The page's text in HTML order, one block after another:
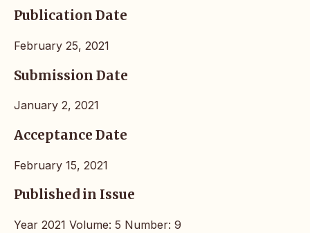
Publication Date
February 25, 2021
Submission Date
January 2, 2021
Acceptance Date
February 15, 2021
Published in Issue
Year 2021 Volume: 5 Number: 9